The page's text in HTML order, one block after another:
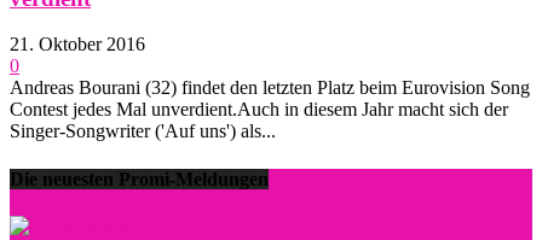
21. Oktober 2016
0
Andreas Bourani (32) findet den letzten Platz beim Eurovision Song
Contest jedes Mal unverdient.Auch in diesem Jahr macht sich der
Singer-Songwriter ('Auf uns') als...
Die neuesten Promi-Meldungen